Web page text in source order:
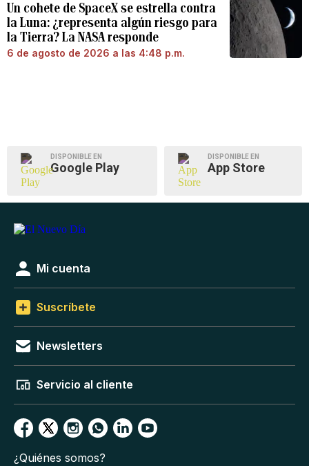
Un cohete de SpaceX se estrella contra
la Luna: ¿representa algún riesgo para
la Tierra? La NASA responde
6 de agosto de 2026 a las 4:48 p.m.
DISPONIBLE EN
Google Play
DISPONIBLE EN
App Store
Mi cuenta
Suscríbete
Newsletters
Servicio al cliente
¿Quiénes somos?